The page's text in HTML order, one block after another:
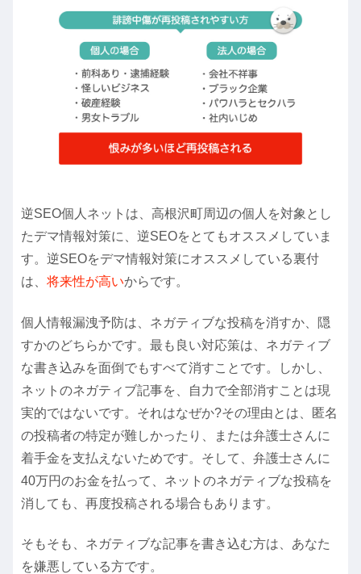
逆SEO個人ネットは、高根沢町周辺の個人を対象とし
たデマ情報対策に、逆SEOをとてもオススメしていま
す。逆SEOをデマ情報対策にオススメしている裏付
は、 将来性が高いからです。
個人情報漏洩予防は、ネガティブな投稿を消すか、隠
すかのどちらかです。最も良い対応策は、ネガティブ
な書き込みを面倒でもすべて消すことです。しかし、
ネットのネガティブ記事を、自力で全部消すことは現
実的ではないです。それはなぜか?その理由とは、匿名
の投稿者の特定が難しかったり、または弁護士さんに
着手金を支払えないためです。そして、弁護士さんに
40万円のお金を払って、ネットのネガティブな投稿を
消しても、再度投稿される場合もあります。
そもそも、ネガティブな記事を書き込む方は、あなた
を嫌悪している方です。